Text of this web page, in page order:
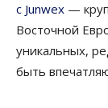
с Junwex —
Восточной
уникальных,
быть